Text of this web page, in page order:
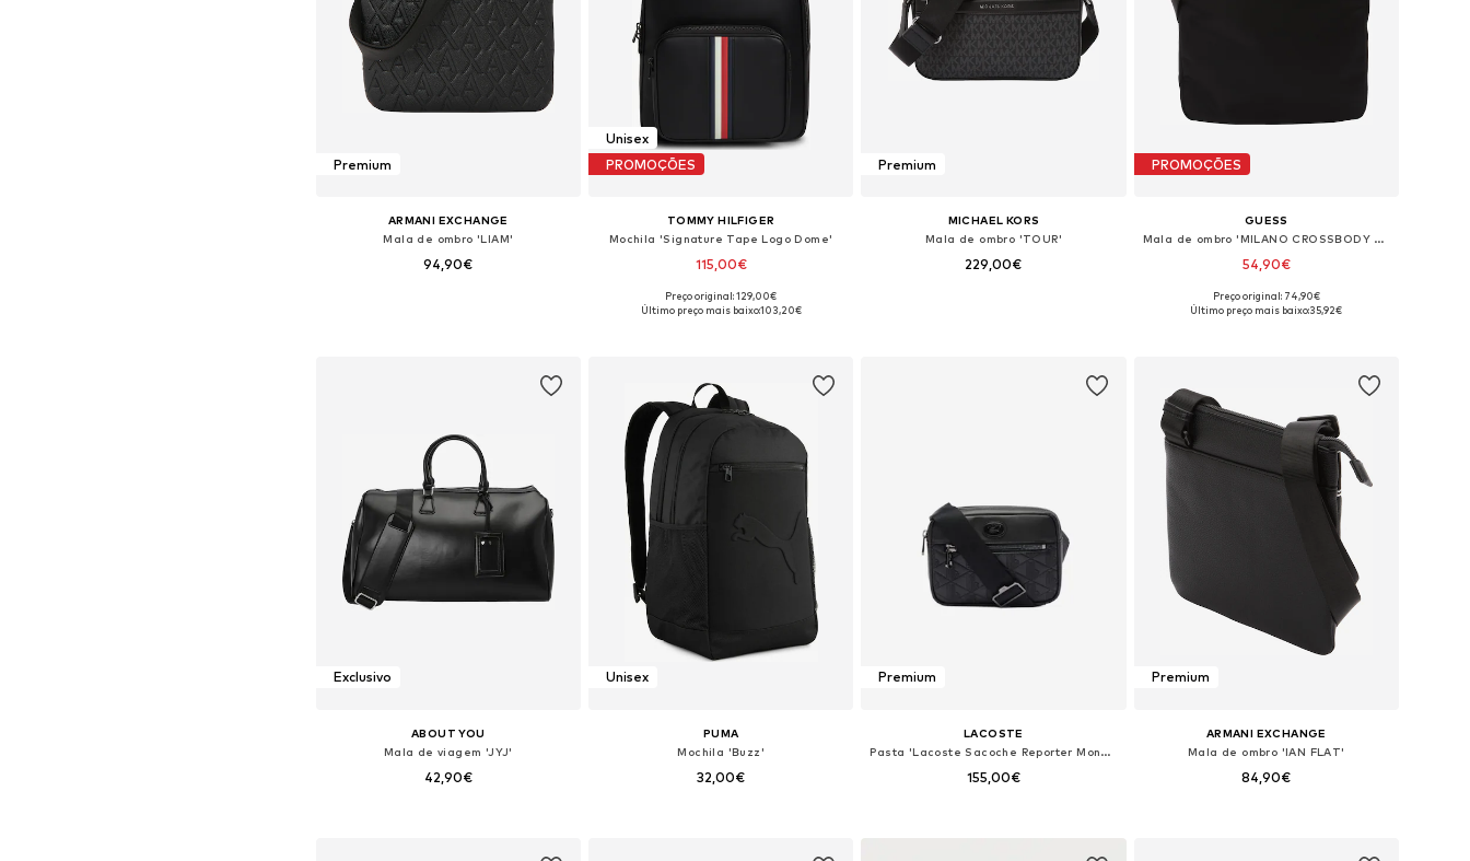
Premium
ARMANI EXCHANGE
Mala de ombro 'LIAM'
94,90€
Unisex
PROMOÇÕES
TOMMY HILFIGER
Mochila 'Signature Tape Logo Dome'
115,00€
Tamanhos disponíveis: One Size
Preço original: 129,00€
Último preço mais baixo:103,20€
Premium
MICHAEL KORS
Mala de ombro 'TOUR'
229,00€
PROMOÇÕES
GUESS
Mala de ombro 'MILANO CROSSBODY FLAT'
54,90€
Tamanhos disponíveis: One Size
Preço original: 74,90€
Último preço mais baixo:35,92€
Exclusivo
ABOUT YOU
Mala de viagem 'JYJ'
42,90€
Unisex
PUMA
Mochila 'Buzz'
32,00€
Premium
LACOSTE
Pasta 'Lacoste Sacoche Reporter Monogramme'
155,00€
Premium
ARMANI EXCHANGE
Mala de ombro 'IAN FLAT'
84,90€